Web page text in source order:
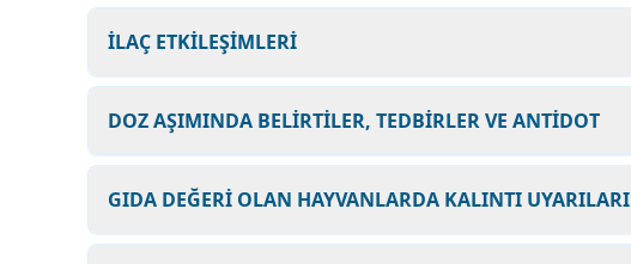
İLAÇ ETKİLEŞİMLERİ
DOZ AŞIMINDA BELİRTİLER, TEDBİRLER VE ANTİDOT
GIDA DEĞERİ OLAN HAYVANLARDA KALINTI UYARILARI